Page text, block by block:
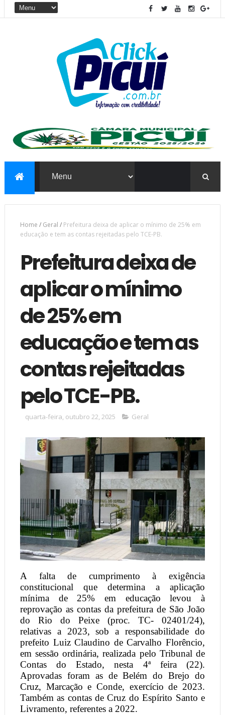
Home / Geral / Prefeitura deixa de aplicar o mínimo de 25% em
educação e tem as contas rejeitadas pelo TCE-PB.
Prefeitura deixa de
aplicar o mínimo
de 25% em
educação e tem as
contas rejeitadas
pelo TCE-PB.
quarta-feira, outubro 22, 2025 Geral
A falta de cumprimento à exigência
constitucional que determina a aplicação
mínima de 25% em educação levou à
reprovação as contas da prefeitura de São João
do Rio do Peixe (proc. TC- 02401/24),
relativas a 2023, sob a responsabilidade do
prefeito Luiz Claudino de Carvalho Florêncio,
em sessão ordinária, realizada pelo Tribunal de
Contas do Estado, nesta 4ª feira (22).
Aprovadas foram as de Belém do Brejo do
Cruz, Marcação e Conde, exercício de 2023.
Também as contas de Cruz do Espírito Santo e
Livramento, referentes a 2022.